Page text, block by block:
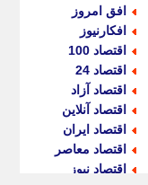
افق امروز
افکارنیوز
اقتصاد 100
اقتصاد 24
اقتصاد آزاد
اقتصاد آنلاین
اقتصاد ایران
اقتصاد معاصر
اقتصاد نیوز